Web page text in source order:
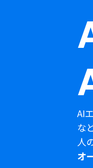
AI
な
人
オ